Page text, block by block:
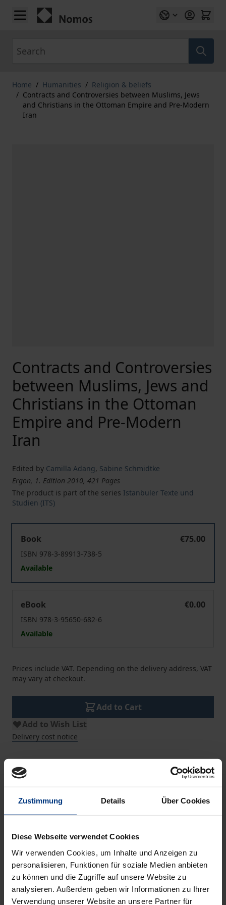
Zustimmung Details Über Cookies
Diese Webseite verwendet Cookies
Wir verwenden Cookies, um Inhalte und Anzeigen zu
personalisieren, Funktionen für soziale Medien anbieten
zu können und die Zugriffe auf unsere Website zu
analysieren. Außerdem geben wir Informationen zu Ihrer
Verwendung unserer Website an unsere Partner für
Skip to Content
Home / Humanities / Religion & beliefs
/ Contracts and Controversies between Muslims, Jews
and Christians in the Ottoman Empire and Pre-Modern
Iran
Contracts and Controversies
between Muslims, Jews and
Christians in the Ottoman
Empire and Pre-Modern
Iran
Edited by Camilla Adang, Sabine Schmidtke
Ergon, 1. Edition 2010, 421 Pages
The product is part of the series Istanbuler Texte und
Studien (ITS)
Book
€75.00
ISBN 978-3-89913-738-5
Available
eBook
€0.00
ISBN 978-3-95650-682-6
Available
Prices include VAT. Depending on the delivery address, VAT
may vary at checkout.
Add to Cart
Add to Wish List
Delivery cost notice
Description
Judith Pfeiffer: Confessional polarization in the 17th
century Ottoman Empire and Yūsuf İbn Ebī
aḥbār / Camilla
Adang: Guided to Islam by the Torah: The Risāla
alhādiya by ʿAbd al-Salām al-Muhtadī al-Muḥammadī